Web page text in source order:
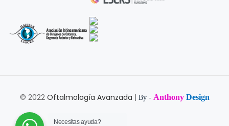
© 2022 Oftalmología Avanzada | By - Anthony Design
Necesitas ayuda?